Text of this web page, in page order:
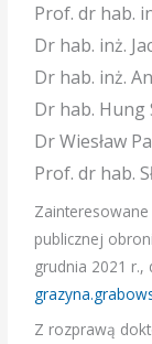
Prof. dr hab.
Dr hab. inż.
Dr hab. inż.
Dr hab. Hung
Dr Wiesław
Prof. dr hab.
publicznej
grudnia 2021 r.,
Z rozprawą